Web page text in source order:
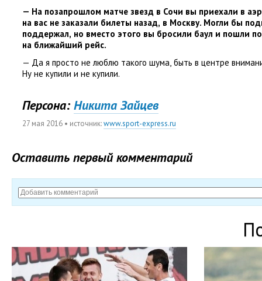
— На позапрошлом матче звезд в Сочи вы приехали в
на вас не заказали билеты назад, в Москву. Могли бы
поддержал, но вместо этого вы бросили баул и пошли
на ближайший рейс.
— Да я просто не люблю такого шума, быть в центре
Ну не купили и не купили.
Персона: Никита Зайцев
27 мая 2016 • источник:www.sport-express.ru
Оставить первый комментарий